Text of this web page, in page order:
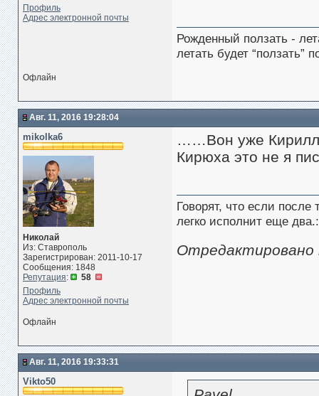
Профиль
Адрес электронной почты
Рожденный ползать -
летать будет “ползать”
Офлайн
Авг. 11, 2016 19:28:04
mikolka6
Николай
Из: Ставрополь
Зарегистрирован: 2011-10-17
Сообщения: 1848
Репутация:
58
Профиль
Адрес электронной почты
……Вон уже
Кирюха это не я
Говорят, что если
легко исполнит еще
Отредактировано
Офлайн
Авг. 11, 2016 19:33:31
Vikto50